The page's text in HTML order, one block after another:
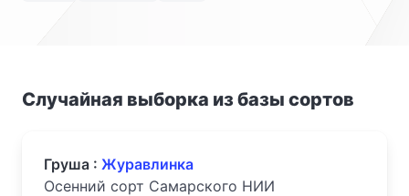
Случайная выборка из базы сортов
Груша : Журавлинка
Осенний сорт Самарского НИИ